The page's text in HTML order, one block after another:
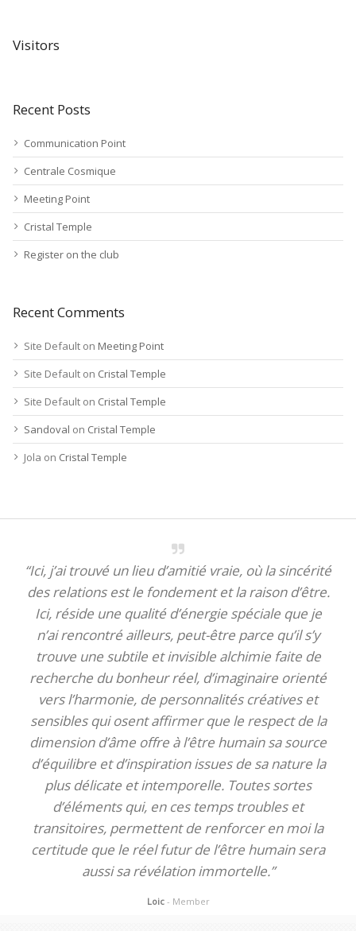
Visitors
Recent Posts
Communication Point
Centrale Cosmique
Meeting Point
Cristal Temple
Register on the club
Recent Comments
Site Default on Meeting Point
Site Default on Cristal Temple
Site Default on Cristal Temple
Sandoval on Cristal Temple
Jola on Cristal Temple
“Ici, j’ai trouvé un lieu d’amitié vraie, où la sincérité
des relations est le fondement et la raison d’être.
Ici, réside une qualité d’énergie spéciale que je
n’ai rencontré ailleurs, peut-être parce qu’il s’y
trouve une subtile et invisible alchimie faite de
recherche du bonheur réel, d’imaginaire orienté
vers l’harmonie, de personnalités créatives et
sensibles qui osent affirmer que le respect de la
dimension d’âme offre à l’être humain sa source
d’équilibre et d’inspiration issues de sa nature la
plus délicate et intemporelle. Toutes sortes
d’éléments qui, en ces temps troubles et
transitoires, permettent de renforcer en moi la
certitude que le réel futur de l’être humain sera
aussi sa révélation immortelle.”
Loic - Member